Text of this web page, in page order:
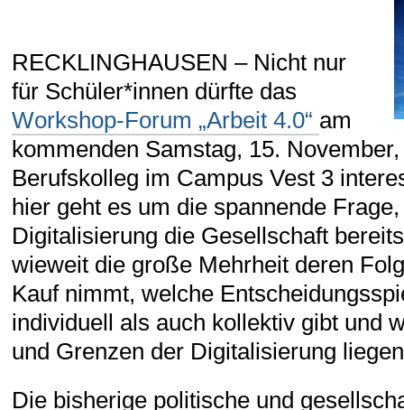
RECKLINGHAUSEN – Nicht nur
für Schüler*innen dürfte das
Workshop-Forum „Arbeit 4.0“ am
kommenden Samstag, 15.
Berufskolleg im Campus Vest 3
hier geht es um die spannende
Digitalisierung die Gesellschaft
wieweit die große Mehrheit deren
Kauf nimmt, welche
individuell als auch kollektiv gibt und
und Grenzen der Digitalisierung
Die bisherige politische und